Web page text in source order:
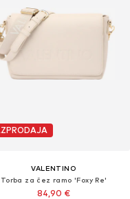
VALENTINO
Torba za čez ramo 'Foxy Re'
84,90 €